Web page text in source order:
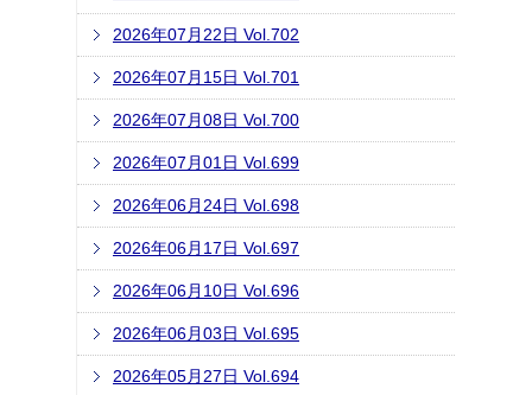
2026年07月22日 Vol.702
2026年07月15日 Vol.701
2026年07月08日 Vol.700
2026年07月01日 Vol.699
2026年06月24日 Vol.698
2026年06月17日 Vol.697
2026年06月10日 Vol.696
2026年06月03日 Vol.695
2026年05月27日 Vol.694